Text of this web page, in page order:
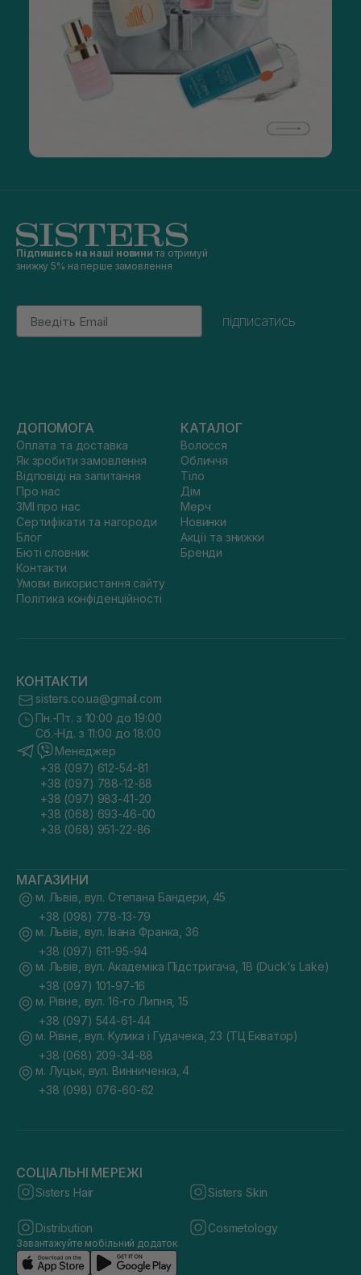
Підпишись на наші новини та отримуй
знижку 5% на перше замовлення
Email
підписатись
ДОПОМОГА
Оплата та доставка
Як зробити замовлення
Відповіді на запитання
Про нас
ЗМІ про нас
Сертифікати та нагороди
Блог
Бюті словник
Контакти
Умови використання сайту
Політика конфіденційності
КАТАЛОГ
Волосся
Обличчя
Тіло
Дім
Мерч
Новинки
Акції та знижки
Бренди
КОНТАКТИ
sisters.co.ua@gmail.com
Пн.-Пт. з 10:00 до 19:00
Сб.-Нд. з 11:00 до 18:00
Менеджер
+38 (097) 612-54-81
+38 (097) 788-12-88
+38 (097) 983-41-20
+38 (068) 693-46-00
+38 (068) 951-22-86
МАГАЗИНИ
м. Львів, вул. Степана Бандери, 45
+38 (098) 778-13-79
м. Львів, вул. Івана Франка, 36
+38 (097) 611-95-94
м. Львів, вул. Академіка Підстригача, 1В (Duck's Lake)
+38 (097) 101-97-16
м. Рівне, вул. 16-го Липня, 15
+38 (097) 544-61-44
м. Рівне, вул. Кулика і Гудачека, 23 (ТЦ Екватор)
+38 (068) 209-34-88
м. Луцьк, вул. Винниченка, 4
+38 (098) 076-60-62
СОЦІАЛЬНІ МЕРЕЖІ
Sisters Hair Sisters Skin
Distribution Cosmetology
Завантажуйте мобільний додаток